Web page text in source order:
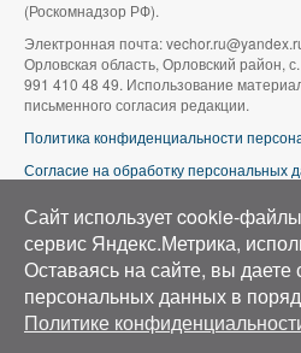
(Роскомнадзор РФ).
Электронная почта:
Орловская область, Орловский район,
991 410 48 49. Использование
письменного согласия редакции.
Политика конфиденциальности
Согласие на обработку персональных
Аэросъемка в Орле»
Сайт использует cookie-
сервис Яндекс.Метрика,
Оставаясь на сайте, вы даете
персональных данных в
Политике